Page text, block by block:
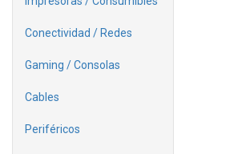
Conectividad / Redes
Gaming / Consolas
Cables
Periféricos